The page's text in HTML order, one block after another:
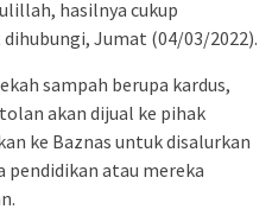
hasilnya cukup
dihubungi, Jumat (04/03/2022).
sampah berupa kardus,
akan dijual ke pihak
ke Baznas untuk disalurkan
pendidikan atau mereka